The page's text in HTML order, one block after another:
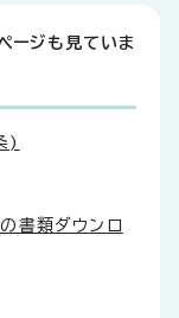
ージも見ていま
)
書類ダウンロ